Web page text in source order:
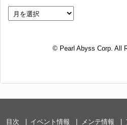
© Pearl Abyss Corp. All
目次 イベント情報 メンテ情報